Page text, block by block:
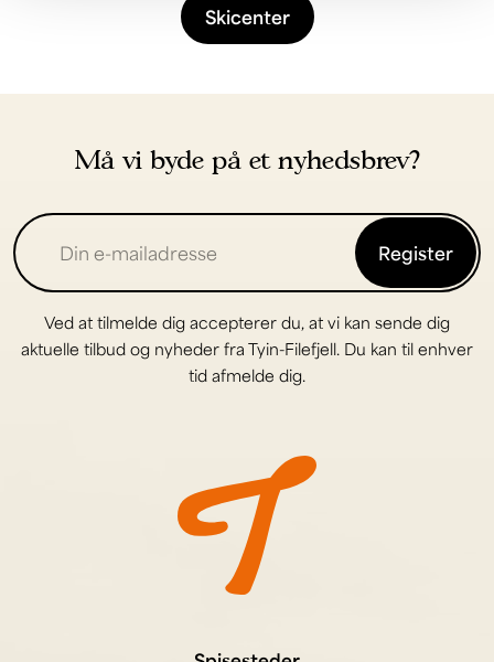
Skicenter
Må vi byde på et nyhedsbrev?
Register
Ved at tilmelde dig accepterer du, at vi kan sende dig
aktuelle tilbud og nyheder fra Tyin-Filefjell. Du kan til enhver
tid afmelde dig.